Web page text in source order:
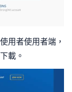
用者使用者端，
載。